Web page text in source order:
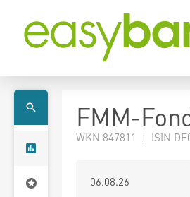
FMM-
WKN 847811 | ISIN
06.08.26